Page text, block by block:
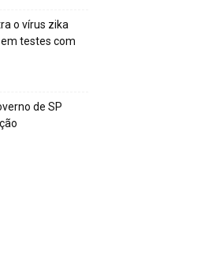
o vírus zika
testes com
de SP